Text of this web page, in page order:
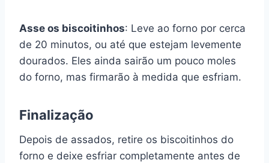
Asse os biscoitinhos: Leve ao forno por cerca
de 20 minutos, ou até que estejam levemente
dourados. Eles ainda sairão um pouco moles
do forno, mas firmarão à medida que esfriam.
Finalização
Depois de assados, retire os biscoitinhos do
forno e deixe esfriar completamente antes de